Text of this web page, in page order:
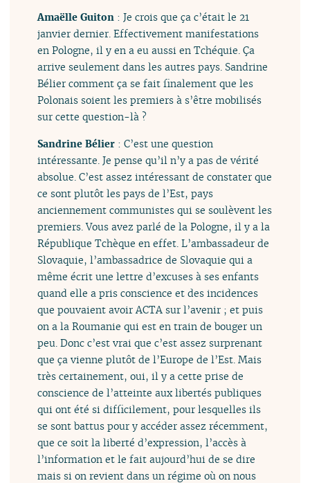
Amaëlle Guiton : Je crois que ça c’était le 21
janvier dernier. Effectivement manifestations
en Pologne, il y en a eu aussi en Tchéquie. Ça
arrive seulement dans les autres pays. Sandrine
Bélier comment ça se fait finalement que les
Polonais soient les premiers à s’être mobilisés
sur cette question-là ?
Sandrine Bélier : C’est une question
intéressante. Je pense qu’il n’y a pas de vérité
absolue. C’est assez intéressant de constater que
ce sont plutôt les pays de l’Est, pays
anciennement communistes qui se soulèvent les
premiers. Vous avez parlé de la Pologne, il y a la
République Tchèque en effet. L’ambassadeur de
Slovaquie, l’ambassadrice de Slovaquie qui a
même écrit une lettre d’excuses à ses enfants
quand elle a pris conscience et des incidences
que pouvaient avoir ACTA sur l’avenir ; et puis
on a la Roumanie qui est en train de bouger un
peu. Donc c’est vrai que c’est assez surprenant
que ça vienne plutôt de l’Europe de l’Est. Mais
très certainement, oui, il y a cette prise de
conscience de l’atteinte aux libertés publiques
qui ont été si difficilement, pour lesquelles ils
se sont battus pour y accéder assez récemment,
que ce soit la liberté d’expression, l’accès à
l’information et le fait aujourd’hui de se dire
mais si on revient dans un régime où on nous